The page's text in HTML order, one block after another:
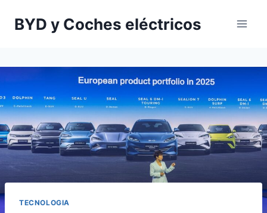
BYD y Coches eléctricos
TECNOLOGIA